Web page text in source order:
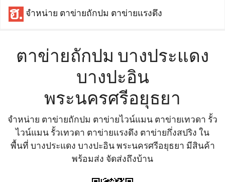
จำหน่าย ตาข่ายถักปม ตาข่ายแรงดึง
ตาข่ายถักปม บางประแดง
บางปะอิน
พระนครศรีอยุธยา
จำหน่าย ตาข่ายถักปม ตาข่ายไวน์แมน ตาข่ายเทวดา รั้ว
ไวน์แมน รั้วเทวดา ตาข่ายแรงดึง ตาข่ายกึ่งสปริง ใน
พื้นที่ บางประแดง บางปะอิน พระนครศรีอยุธยา มีสินค้า
พร้อมส่ง จัดส่งถึงบ้าน